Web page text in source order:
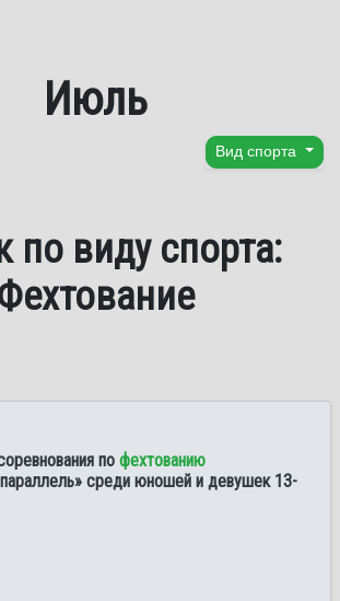
Июль
Вид спорта
по виду спорта:
по фехтованию
среди юношей и девушек 13-